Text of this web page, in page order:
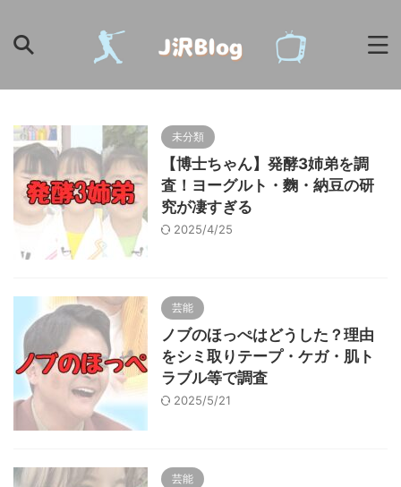
未分類
【博士ちゃん】発酵3姉弟を調
査！ヨーグルト・麴・納豆の研
究が凄すぎる
2025/4/25
芸能
ノブのほっぺはどうした？理由
をシミ取りテープ・ケガ・肌ト
ラブル等で調査
2025/5/21
芸能